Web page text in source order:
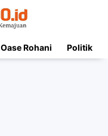
Oase Rohani Politik